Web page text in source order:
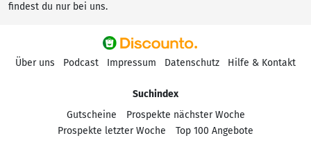
findest du nur bei uns.
Über uns Podcast Impressum Datenschutz Hilfe & Kontakt
Suchindex
Gutscheine
Prospekte nächster Woche
Prospekte letzter Woche
Top 100 Angebote